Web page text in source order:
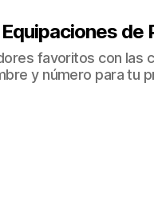
de
favoritos con las
y número para tu